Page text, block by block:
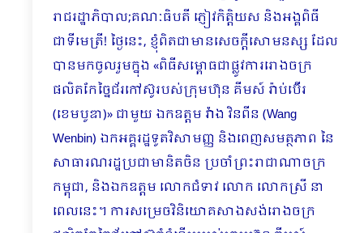
រាជរដ្ឋាភិបាល;គណៈធិបតី ភ្ញៀវកិត្តិយស និងអង្គពិធី
ជាទីមេត្រី! ថ្ងៃនេះ, ខ្ញុំពិតជាមានសេចក្ដីសោមនស្ស ដែល
បានមកចូលរួមក្នុង «ពិធីសម្ពោធជាផ្លូវការរោងចក្រ
ផលិតកែច្នៃជ័រកៅស៊ូរបស់ក្រុមហ៊ុន គីមស៍ រ៉ាប់ប៊ើរ
(ខេមបូឌា)» ជាមួយ ឯកឧត្តម វ៉ាង វិនពីន (Wang
Wenbin) ឯកអគ្គរដ្ឋទូតវិសាមញ្ញ និងពេញសមត្ថភាព នៃ
សាធារណរដ្ឋប្រជាមានិតចិន ប្រចាំព្រះរាជាណាចក្រ
កម្ពុជា, និងឯកឧត្តម លោកជំទាវ លោក លោកស្រី នា
ពេលនេះ។ ការសម្រេចវិនិយោគសាងសង់រោងចក្រ